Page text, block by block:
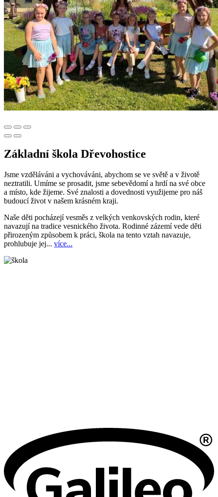
Základní škola Dřevohostice
Jsme vzděláváni a vychováváni, abychom se ve světě a v životě
neztratili. Umíme se prosadit, jsme sebevědomí a hrdí na své obce
a místo, kde žijeme. Své znalosti a dovednosti využijeme pro náš
budoucí život v našem krásném kraji.
Naše děti pocházejí vesměs z velkých venkovských rodin, které
navazují na tradice vesnického života. Rodinné zázemí vede děti
přirozeným způsobem k práci, škola na tento vztah navazuje,
prohlubuje jej... více...